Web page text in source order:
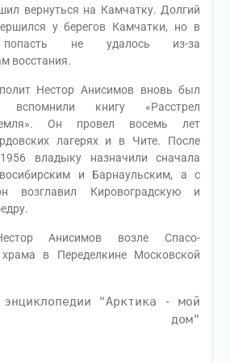
вернуться на Камчатку. Долгий
у берегов Камчатки, но в
попасть не удалось из-за
восстания.
Нестор Анисимов вновь был
вспомнили книгу «Расстрел
Он провел восемь лет
лагерях и в Чите. После
владыку назначили сначала
и Барнаульским, а с
возглавил Кировоградскую и
Анисимов возле Спасо-
храма в Переделкине Московской
"Арктика - мой
дом"